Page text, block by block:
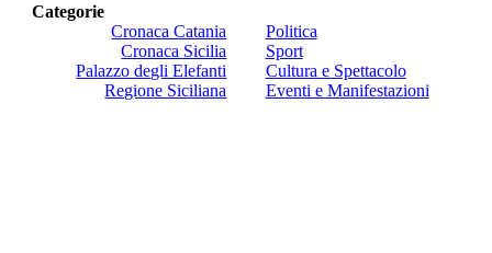
Categorie
Cronaca Catania
Cronaca Sicilia
Palazzo degli Elefanti
Regione Siciliana
Politica
Sport
Cultura e Spettacolo
Eventi e Manifestazioni